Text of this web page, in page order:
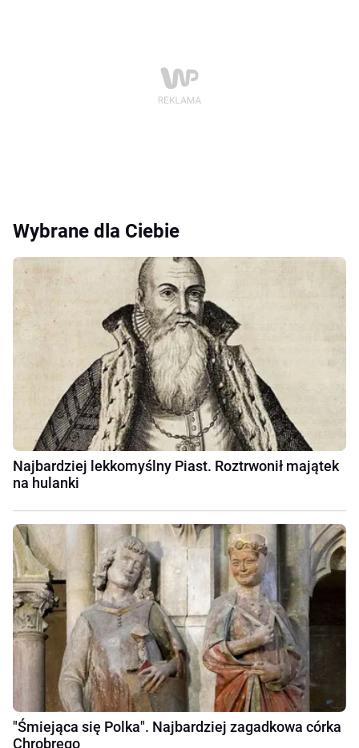
Wybrane dla Ciebie
Najbardziej lekkomyślny Piast. Roztrwonił majątek
na hulanki
"Śmiejąca się Polka". Najbardziej zagadkowa córka
Chrobrego